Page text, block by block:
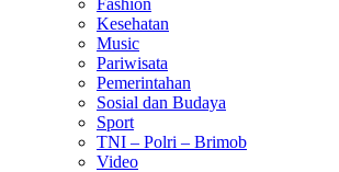
Fashion
Kesehatan
Music
Pariwisata
Pemerintahan
Sosial dan Budaya
Sport
TNI – Polri – Brimob
Video